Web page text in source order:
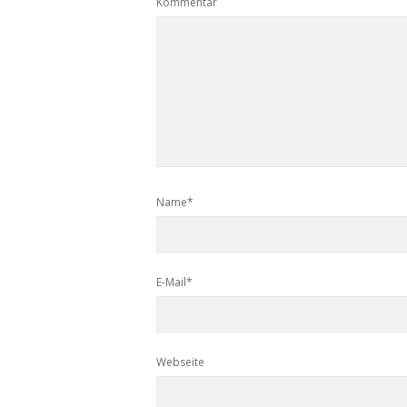
Name*
E-Mail*
Webseite